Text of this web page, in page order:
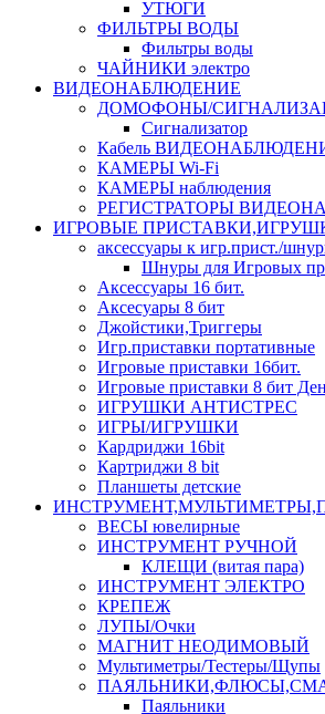
УТЮГИ
ФИЛЬТРЫ ВОДЫ
Фильтры воды
ЧАЙНИКИ электро
ВИДЕОНАБЛЮДЕНИЕ
ДОМОФОНЫ/
Сигнализатор
Кабель
КАМЕРЫ Wi-Fi
КАМЕРЫ наблюдения
РЕГИСТРАТОРЫ
ИГРОВЫЕ
аксесcуары к игр.прист./
Шнуры для Игровых
Аксессуары 16 бит.
Аксесуары 8 бит
Джойстики,Триггеры
Игр.приставки портативные
Игровые приставки 16бит.
Игровые приставки 8 бит
ИГРУШКИ АНТИСТРЕС
ИГРЫ/ИГРУШКИ
Кардриджи 16bit
Картриджи 8 bit
Планшеты детские
ВЕСЫ ювелирные
ИНСТРУМЕНТ РУЧНОЙ
КЛЕЩИ (витая пара)
ИНСТРУМЕНТ ЭЛЕКТРО
КРЕПЕЖ
ЛУПЫ/Очки
МАГНИТ НЕОДИМОВЫЙ
Мультиметры/Тестеры/Щупы
Паяльники